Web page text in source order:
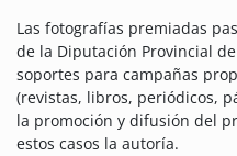
Las fotografías premiadas
de la Diputación Provincial
soportes para campañas
(revistas, libros, periódicos,
la promoción y difusión del
estos casos la autoría.